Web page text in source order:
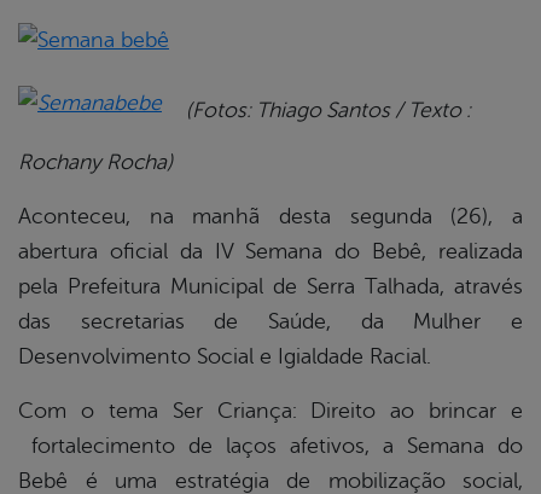
(Fotos: Thiago Santos / Texto :
Rochany Rocha)
Aconteceu, na manhã desta segunda (26), a
abertura oficial da IV Semana do Bebê, realizada
pela Prefeitura Municipal de Serra Talhada, através
das secretarias de Saúde, da Mulher e
Desenvolvimento Social e Igialdade Racial.
Com o tema Ser Criança: Direito ao brincar e
fortalecimento de laços afetivos, a Semana do
Bebê é uma estratégia de mobilização social,